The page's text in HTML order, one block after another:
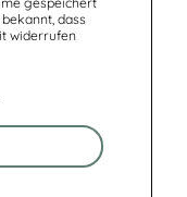
dass
widerrufen